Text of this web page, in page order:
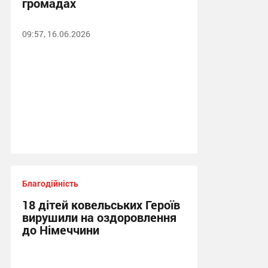
09:57, 16.06.2026
Благодійність
18 дітей ковельських Героїв
вирушили на оздоровлення
до Німеччини